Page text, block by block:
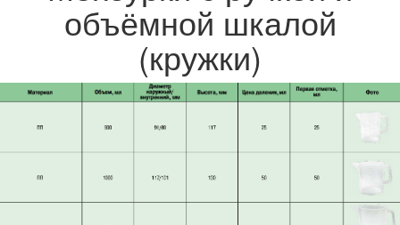
объёмной шкалой
(кружки)